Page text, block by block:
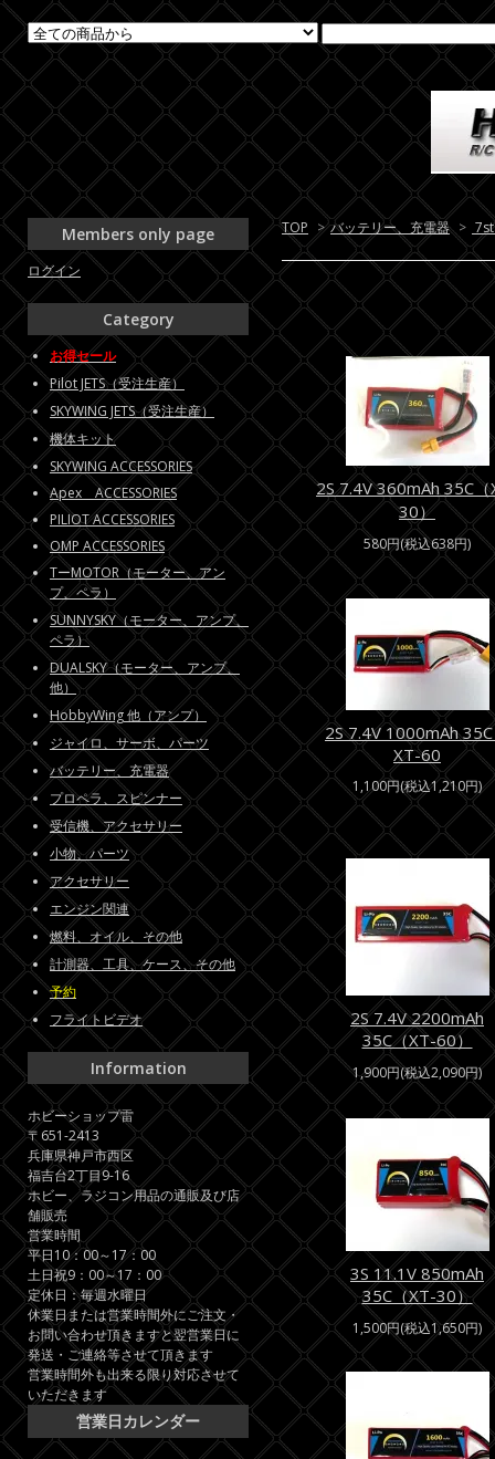
TOP > バッテリー、充電器 >
2S 7.4V 360mAh 35C
30）
580円(税込638円)
2S 7.4V 1000mAh
XT-60
1,100円(税込1,210円)
2S 7.4V 2200mAh
35C（XT-60）
1,900円(税込2,090円)
3S 11.1V 850mAh
35C（XT-30）
1,500円(税込1,650円)
Members only page
ログイン
Category
お得セール
Pilot JETS（受注生産）
SKYWING JETS（受注生産）
機体キット
SKYWING ACCESSORIES
Apex ACCESSORIES
PILIOT ACCESSORIES
OMP ACCESSORIES
TーMOTOR（モーター、アン
プ、ペラ）
SUNNYSKY（モーター、アンプ、
ペラ）
DUALSKY（モーター、アンプ、
他）
HobbyWing 他（アンプ）
ジャイロ、サーボ、パーツ
バッテリー、充電器
プロペラ、スピンナー
受信機、アクセサリー
小物、パーツ
アクセサリー
エンジン関連
燃料、オイル、その他
計測器、工具、ケース、その他
予約
フライトビデオ
Information
ホビーショップ雷
〒651-2413
兵庫県神戸市西区
福吉台2丁目9-16
ホビー、ラジコン用品の通販及び店
舗販売
営業時間
平日10：00～17：00
土日祝9：00～17：00
定休日：毎週水曜日
休業日または営業時間外にご注文・
お問い合わせ頂きますと翌営業日に
発送・ご連絡等させて頂きます
営業時間外も出来る限り対応させて
いただきます
営業日カレンダー